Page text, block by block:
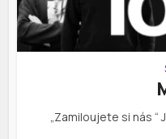
„Zamiloujete si nás